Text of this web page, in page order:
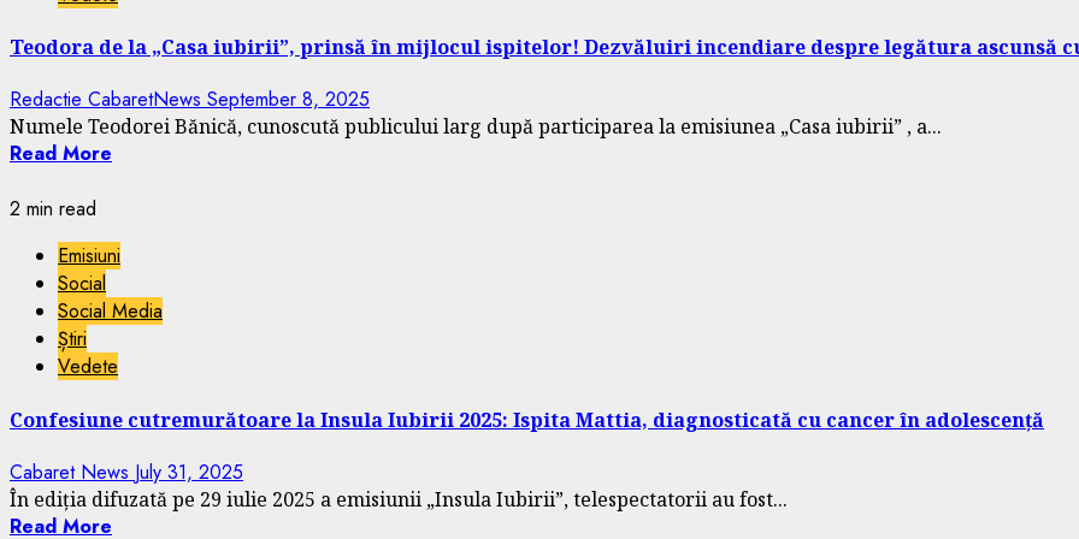
Teodora de la „Casa iubirii”, prinsă în mijlocul ispitelor! Dezvăluiri incendiare despre legătura ascunsă
Redactie CabaretNews September 8, 2025
Numele Teodorei Bănică, cunoscută publicului larg după participarea la emisiunea „Casa iubirii” , a...
Read More
2 min read
Emisiuni
Social
Social Media
Știri
Vedete
Confesiune cutremurătoare la Insula Iubirii 2025: Ispita Mattia, diagnosticată cu cancer în adolescență
Cabaret News July 31, 2025
În ediția difuzată pe 29 iulie 2025 a emisiunii „Insula Iubirii”, telespectatorii au fost...
Read More